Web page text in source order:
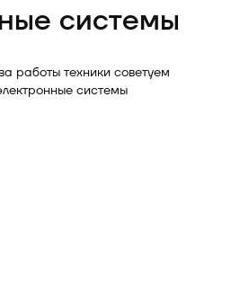
системы
работы техники советуем
системы